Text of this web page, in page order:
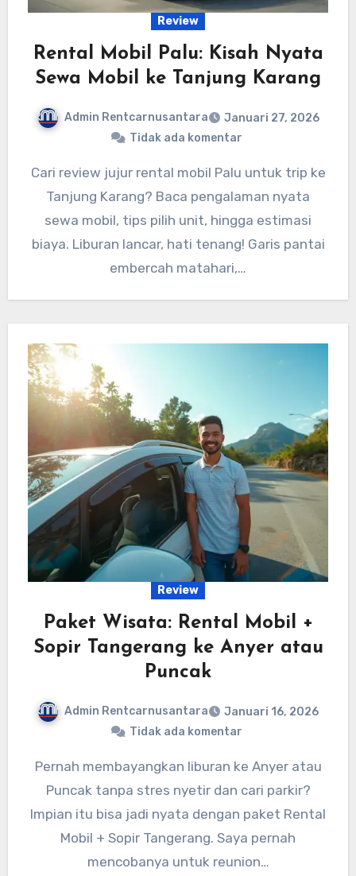
Review
Rental Mobil Palu: Kisah Nyata
Sewa Mobil ke Tanjung Karang
Admin Rentcarnusantara
Januari 27, 2026
Tidak ada komentar
Cari review jujur rental mobil Palu untuk trip ke
Tanjung Karang? Baca pengalaman nyata
sewa mobil, tips pilih unit, hingga estimasi
biaya. Liburan lancar, hati tenang! Garis pantai
embercah matahari,…
Review
Paket Wisata: Rental Mobil +
Sopir Tangerang ke Anyer atau
Puncak
Admin Rentcarnusantara
Januari 16, 2026
Tidak ada komentar
Pernah membayangkan liburan ke Anyer atau
Puncak tanpa stres nyetir dan cari parkir?
Impian itu bisa jadi nyata dengan paket Rental
Mobil + Sopir Tangerang. Saya pernah
mencobanya untuk reunion…